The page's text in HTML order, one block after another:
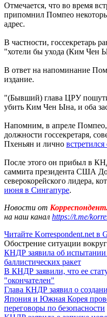
Отмечается, что во время
припомнил Помпео
адрес.
В частности, госсекретарь
"хотели бы ухода (Ким Чен
В ответ на напоминание
издание.
"(Бывший) глава ЦРУ
убить Ким Чен Ына, и оба
Напомним, в апреле
должности госсекретаря,
Пхеньян и лично
После этого он прибыл в
саммита президента США
северокорейского лидера,
июня в Сингапуре.
Новости от
на наш канал https://t.me/
Читайте Korrespondent.net в
Обострение ситуации
КНДР заявила об испытании
баллистических ракет
В КНДР заявили, что ее
"окончателен"
Глава КНДР заявил о
Япония и Южная Корея
переговоры по безопасности